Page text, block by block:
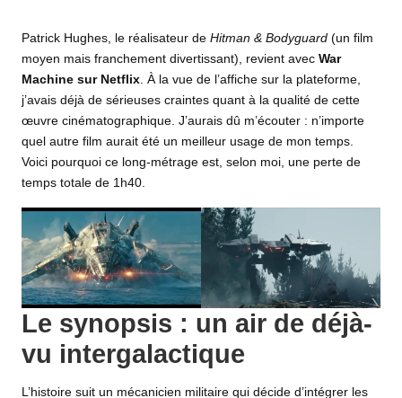
Patrick Hughes, le réalisateur de Hitman & Bodyguard (un film
moyen mais franchement divertissant), revient avec War
Machine sur Netflix . À la vue de l’affiche sur la plateforme,
j’avais déjà de sérieuses craintes quant à la qualité de cette
œuvre cinématographique. J’aurais dû m’écouter : n’importe
quel autre film aurait été un meilleur usage de mon temps.
Voici pourquoi ce long-métrage est, selon moi, une perte de
temps totale de 1h40.
Le synopsis : un air de déjà-
vu intergalactique
L’histoire suit un mécanicien militaire qui décide d’intégrer les